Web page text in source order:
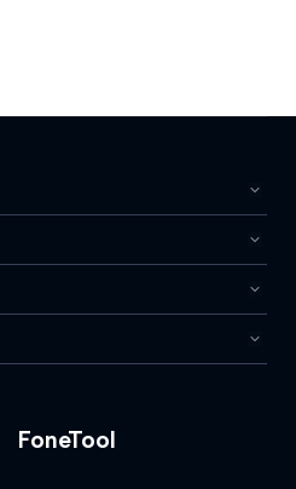
FoneTool